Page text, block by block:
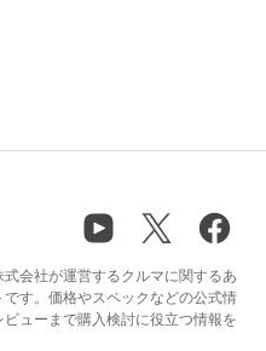
会社が運営するクルマに関するあ
す。価格やスペックなどの公式情
ューまで購入検討に役立つ情報を